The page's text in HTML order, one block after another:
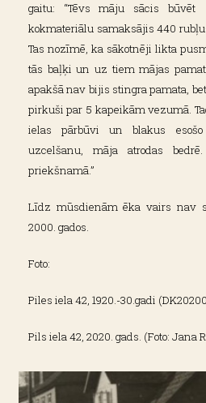
gaitu: “Tēvs māju sācis
kokmateriālu samaksājis 440
Tas nozīmē, ka sākotnēji likta
tās baļķi un uz tiem mājas
apakšā nav bijis stingra pamata,
pirkuši par 5 kapeikām vezumā.
ielas pārbūvi un blakus
uzcelšanu, māja atrodas
priekšnamā.”
Līdz mūsdienām ēka vairs nav
2000. gados.
Foto:
Piles iela 42, 1920.-30.gadi
Pils iela 42, 2020. gads. (Foto: Jana